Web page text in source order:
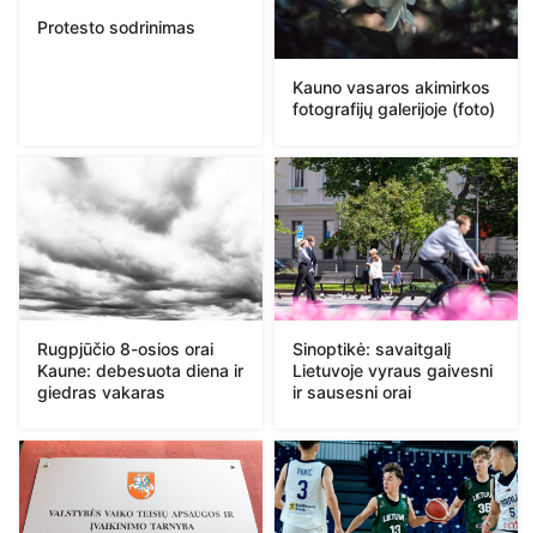
Protesto sodrinimas
Kauno vasaros akimirkos
fotografijų galerijoje (foto)
Rugpjūčio 8-osios orai
Kaune: debesuota diena ir
giedras vakaras
Sinoptikė: savaitgalį
Lietuvoje vyraus gaivesni
ir sausesni orai